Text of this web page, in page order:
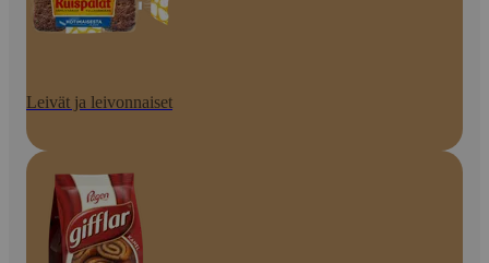
Leivät ja leivonnaiset